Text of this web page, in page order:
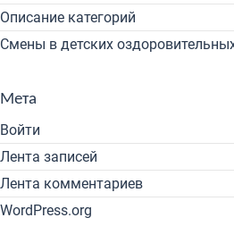
Описание категорий
Смены в детских
Мета
Войти
Лента записей
Лента комментариев
WordPress.org